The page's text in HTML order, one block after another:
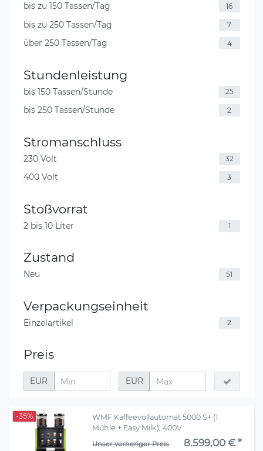
bis zu 150 Tassen/Tag 16
bis zu 250 Tassen/Tag 7
über 250 Tassen/Tag 4
Stundenleistung
bis 150 Tassen/Stunde 25
bis 250 Tassen/Stunde 2
Stromanschluss
230 Volt 32
400 Volt 3
Stoßvorrat
2 bis 10 Liter 1
Zustand
Neu 51
Verpackungseinheit
Einzelartikel 2
Preis
EUR EUR
-35%
WMF Kaffeevollautomat 5000 S+ (1
Mühle + Easy Milk), 400V
Unser vorheriger Preis
8.599,00 € *